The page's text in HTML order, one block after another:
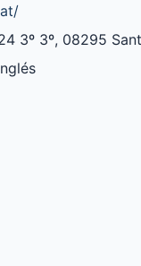
3º 3º, 08295